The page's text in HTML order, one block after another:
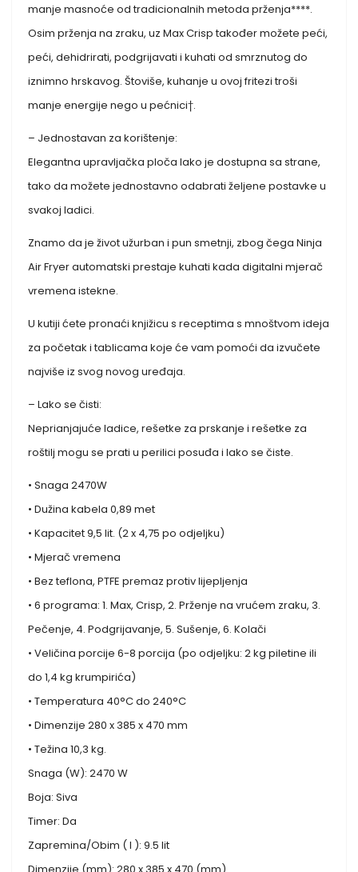
manje masnoće od tradicionalnih metoda prženja****.
Osim prženja na zraku, uz Max Crisp također možete peći,
peći, dehidrirati, podgrijavati i kuhati od smrznutog do
iznimno hrskavog. Štoviše, kuhanje u ovoj fritezi troši
manje energije nego u pećnici†.
– Jednostavan za korištenje:
Elegantna upravljačka ploča lako je dostupna sa strane,
tako da možete jednostavno odabrati željene postavke u
svakoj ladici.
Znamo da je život užurban i pun smetnji, zbog čega Ninja
Air Fryer automatski prestaje kuhati kada digitalni mjerač
vremena istekne.
U kutiji ćete pronaći knjižicu s receptima s mnoštvom ideja
za početak i tablicama koje će vam pomoći da izvučete
najviše iz svog novog uređaja.
– Lako se čisti:
Neprianjajuće ladice, rešetke za prskanje i rešetke za
roštilj mogu se prati u perilici posuđa i lako se čiste.
• Snaga 2470W
• Dužina kabela 0,89 met
• Kapacitet 9,5 lit. (2 x 4,75 po odjeljku)
• Mjerač vremena
• Bez teflona, ​​PTFE premaz protiv lijepljenja
• 6 programa: 1. Max, Crisp, 2. Prženje na vrućem zraku, 3.
Pečenje, 4. Podgrijavanje, 5. Sušenje, 6. Kolači
• Veličina porcije 6-8 porcija (po odjeljku: 2 kg piletine ili
do 1,4 kg krumpirića)
• Temperatura 40°C do 240°C
• Dimenzije 280 x 385 x 470 mm
• Težina 10,3 kg.
Snaga (W): 2470 W
Boja: Siva
Timer: Da
Zapremina/Obim ( l ): 9.5 lit